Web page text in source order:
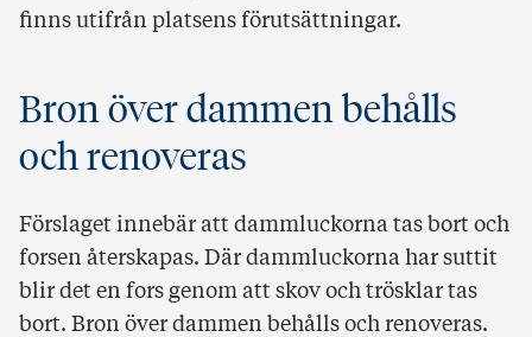
finns utifrån platsens förutsättningar.
Bron över dammen behålls
och renoveras
Förslaget innebär att dammluckorna tas bort och
forsen återskapas. Där dammluckorna har suttit
blir det en fors genom att skov och trösklar tas
bort. Bron över dammen behålls och renoveras.